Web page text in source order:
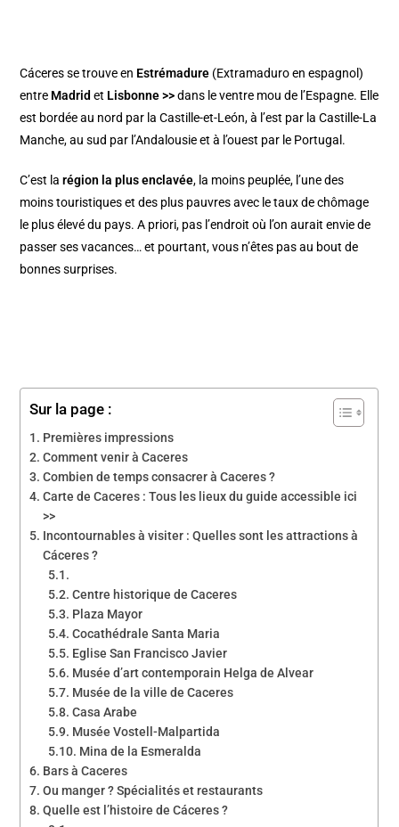
Cáceres se trouve en Estrémadure (Extramaduro en espagnol)
entre Madrid et Lisbonne >>dans le ventre mou de l’Espagne. Elle
est bordée au nord par la Castille-et-León, à l’est par la Castille-La
Manche, au sud par l’Andalousie et à l’ouest par le Portugal.
C’est larégion la plus enclavée, la moins peuplée, l’une des
moins touristiques et des plus pauvres avec le taux de chômage
le plus élevé du pays. A priori, pas l’endroit où l’on aurait envie de
passer ses vacances… et pourtant, vous n’êtes pas au bout de
bonnes surprises.
Sur la page :
Premières impressions
Comment venir à Caceres
Combien de temps consacrer à Caceres ?
Carte de Caceres : Tous les lieux du guide accessible ici
>>
Incontournables à visiter : Quelles sont les attractions à
Cáceres ?
Centre historique de Caceres
Plaza Mayor
Cocathédrale Santa Maria
Eglise San Francisco Javier
Musée d’art contemporain Helga de Alvear
Musée de la ville de Caceres
Casa Arabe
Musée Vostell-Malpartida
Mina de la Esmeralda
Bars à Caceres
Ou manger ? Spécialités et restaurants
Quelle est l’histoire de Cáceres ?